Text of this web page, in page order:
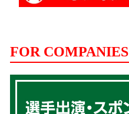
FOR COMPANIES